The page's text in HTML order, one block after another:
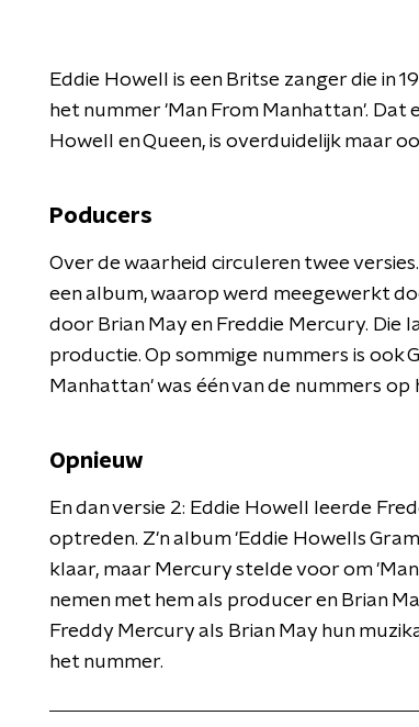
Eddie Howell is een Britse zanger die in
het nummer 'Man From Manhattan'. Dat
Howell en Queen, is overduidelijk maar
Poducers
Over de waarheid circuleren twee
een album, waarop werd meegewerkt
door Brian May en Freddie Mercury. Die
productie. Op sommige nummers is ook
Manhattan' was één van de nummers op
Opnieuw
En dan versie 2: Eddie Howell leerde
optreden. Z'n album 'Eddie Howells
klaar, maar Mercury stelde voor om
nemen met hem als producer en Brian
Freddy Mercury als Brian May hun
het nummer.